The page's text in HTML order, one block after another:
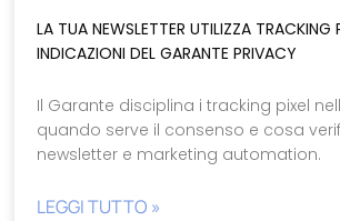
LA TUA NEWSLETTER UTILIZZA TRACKING
INDICAZIONI DEL GARANTE PRIVACY
Il Garante disciplina i tracking pixel
quando serve il consenso e cosa
newsletter e marketing automation.
LEGGI TUTTO »